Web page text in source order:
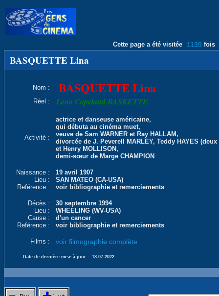
Cette page a été visitée 1139 fois
BASQUETTE Lina
Nom : BASQUETTE Lina
Réel : Lena Copeland BASKETTE
Activité :
actrice et danseuse américaine,
qui débuta au cinéma muet,
veuve de Sam WARNER et Ray HALLAM,
divorcée de J. Peverell MARLEY, Teddy HAYES
et Henry MOLLISON,
demi-sœur de Marge CHAMPION
Naissance :
19 avril 1907
Lieu :
SAN MATEO (CA-USA)
Reférence :
voir bibliographie et remerciements
Décès :
30 septembre 1994
Lieu :
WHEELING (WV-USA)
Cause :
d'un cancer
Reférence :
voir bibliographie et remerciements
Films : voir filmographie complète
Date de dernière mise à jour : 18-07-2022